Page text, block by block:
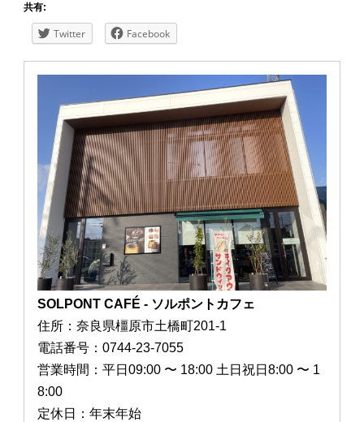
共有:
Twitter Facebook
SOLPONT CAFÉ - ソルポントカフェ
住所：奈良県橿原市土橋町201-1
電話番号：0744-23-7055
営業時間：平日09:00 〜 18:00 土日祝日8:00 〜 1
8:00
定休日：年末年始